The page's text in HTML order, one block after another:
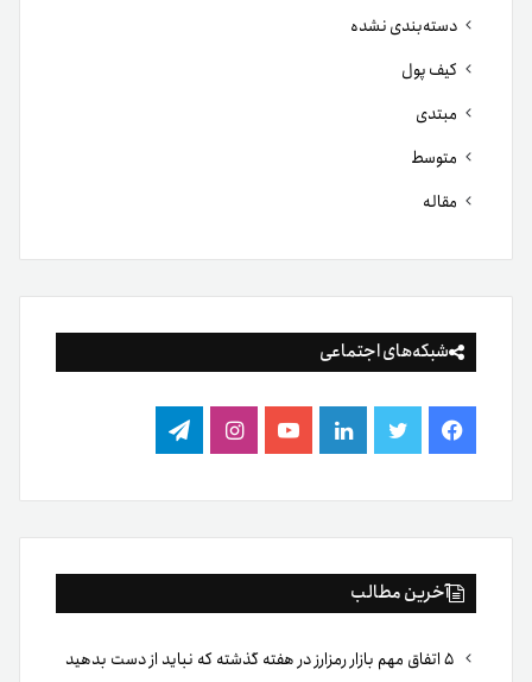
دسته‌بندی نشده
کیف پول
مبتدی
متوسط
مقاله
شبکه‌های اجتماعی
فیس
بوک
توییتر لینکدینیوتیوباینستاگرام
تلگرام
آخرین مطالب